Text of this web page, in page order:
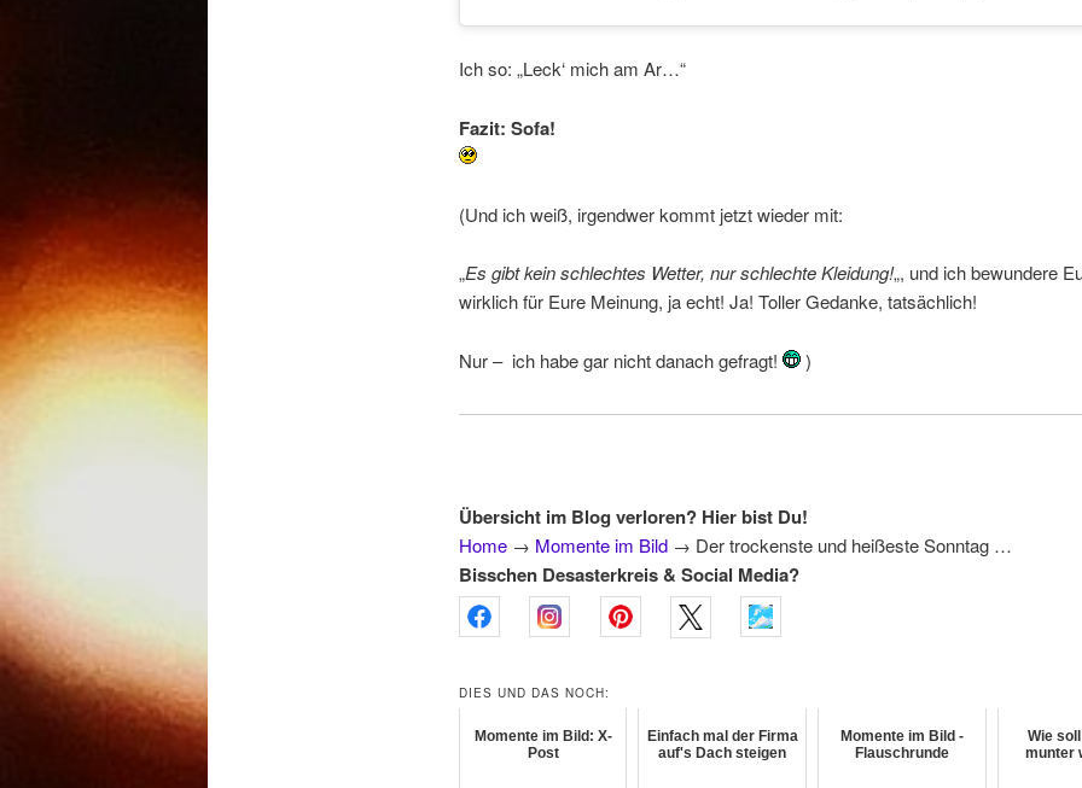
Ich so: „Leck‘ mich am Ar…“
Fazit: Sofa!
(Und ich weiß, irgendwer kommt jetzt wieder mit:
„Es gibt kein schlechtes Wetter, nur schlechte Kleidung!„, und ich bewundere
wirklich für Eure Meinung, ja echt! Ja! Toller Gedanke, tatsächlich!
Nur – ich habe gar nicht danach gefragt! )
Übersicht im Blog verloren? Hier bist Du!
Home → Momente im Bild → Der trockenste und heißeste Sonntag …
Bisschen Desasterkreis & Social Media?
DIES UND DAS NOCH:
Momente im Bild: X-
Post
Einfach mal der Firma
auf's Dach steigen
Momente im Bild -
Flauschrunde
Wie
munter